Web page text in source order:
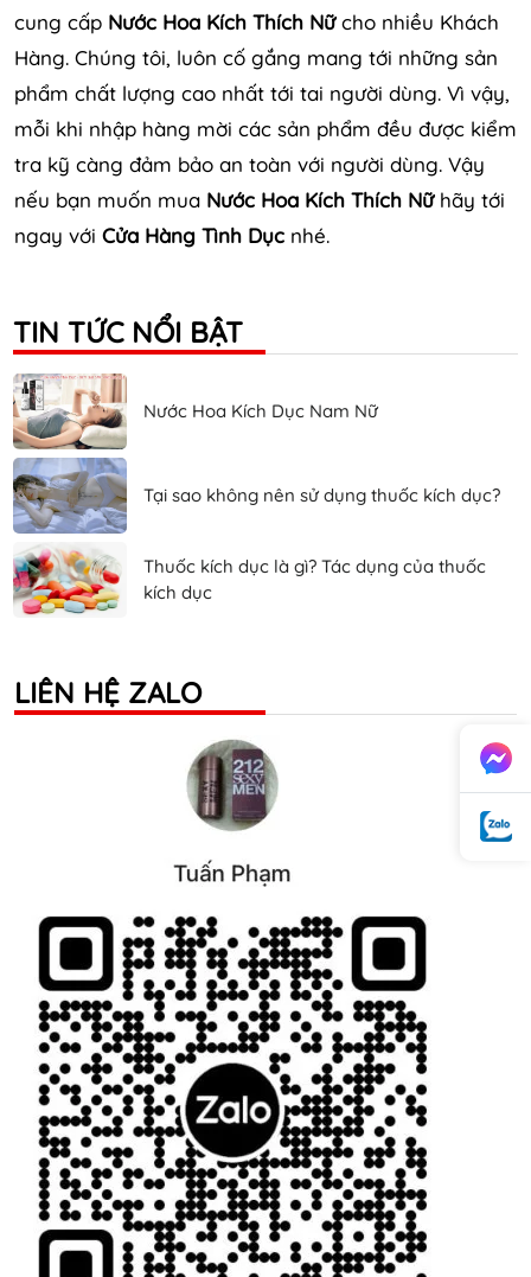
cung cấp Nước Hoa Kích Thích Nữcho nhiều Khách
Hàng. Chúng tôi, luôn cố gắng mang tới những sản
phẩm chất lượng cao nhất tới tai người dùng. Vì vậy,
mỗi khi nhập hàng mời các sản phẩm đều được kiểm
tra kỹ càng đảm bảo an toàn với người dùng. Vậy
nếu bạn muốn mua Nước Hoa Kích Thích Nữhãy tới
ngay với Cửa Hàng Tình Dục nhé.
TIN TỨC NỔI BẬT
Nước Hoa Kích Dục Nam Nữ
Tại sao không nên sử dụng thuốc kích dục?
Thuốc kích dục là gì? Tác dụng của thuốc
kích dục
LIÊN HỆ ZALO